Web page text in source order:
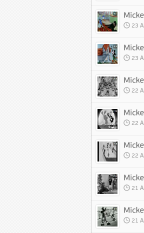
23
23
22
22
22
21
21